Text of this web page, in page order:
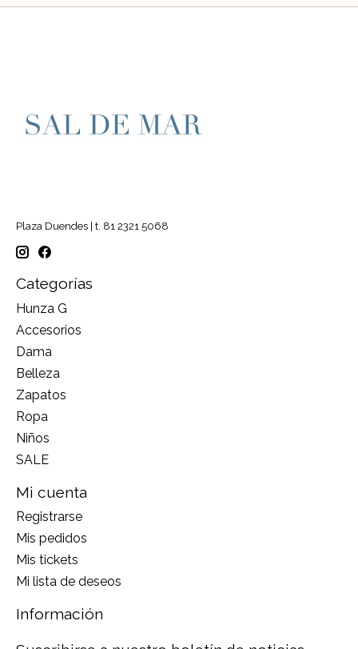
Plaza Duendes | t. 81 2321 5068
Categorías
Hunza G
Accesorios
Dama
Belleza
Zapatos
Ropa
Niños
SALE
Mi cuenta
Registrarse
Mis pedidos
Mis tickets
Mi lista de deseos
Información